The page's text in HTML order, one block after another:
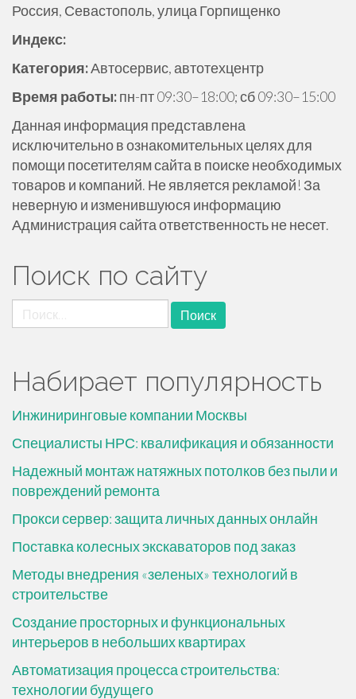
Россия, Севастополь, улица Горпищенко
Индекс:
Категория:Автосервис, автотехцентр
Время работы:пн-пт 09:30–18:00; сб 09:30–15:00
Данная информация представлена
исключительно в ознакомительных целях для
помощи посетителям сайта в поиске необходимых
товаров и компаний. Не является рекламой! За
неверную и изменившуюся информацию
Администрация сайта ответственность не несет.
Поиск по сайту
Найти:
Набирает популярность
Инжиниринговые компании Москвы
Специалисты НРС: квалификация и обязанности
Надежный монтаж натяжных потолков без пыли и
повреждений ремонта
Прокси сервер: защита личных данных онлайн
Поставка колесных экскаваторов под заказ
Методы внедрения «зеленых» технологий в
строительстве
Создание просторных и функциональных
интерьеров в небольших квартирах
Автоматизация процесса строительства:
технологии будущего